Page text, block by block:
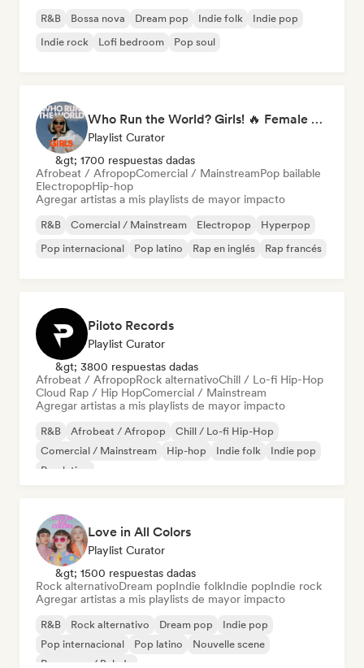
R&B Bossa nova Dream pop Indie folk
Indie pop
Indie rock
Lofi bedroom Pop soul
Who Run the World? Girls! 🔥 Female Empowerment Pop & Girl-Power Anthems
Playlist Curator
&gt; 1700 respuestas dadas
Afrobeat / AfropopComercial / MainstreamPop bailable
ElectropopHip-hop
Agregar artistas a mis playlists de mayor impacto
R&B Comercial / Mainstream Electropop
Hyperpop
Pop internacional
Pop latino Rap en inglés Rap francés
Piloto Records
Playlist Curator
&gt; 3800 respuestas dadas
Afrobeat / AfropopRock alternativoChill / Lo-fi Hip-Hop
Cloud Rap / Hip HopComercial / Mainstream
Agregar artistas a mis playlists de mayor impacto
R&B Afrobeat / Afropop
Chill / Lo-fi Hip-Hop
Comercial / Mainstream
Hip-hop Indie folk
Indie pop
Pop latino
Love in All Colors
Playlist Curator
&gt; 1500 respuestas dadas
Rock alternativoDream popIndie folkIndie popIndie rock
Agregar artistas a mis playlists de mayor impacto
R&B Rock alternativo Dream pop
Indie pop
Pop internacional
Pop latino
Nouvelle scene
Pop suave / Balada